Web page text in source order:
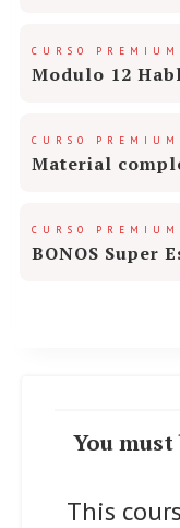
You
This
CURSO PREMIUM
Modulo 12
CURSO PREMIUM
Material
CURSO PREMIUM
BONOS Super